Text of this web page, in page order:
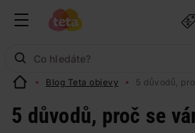
Blog Teta objevy 5 důvodů,
5 důvodů, proč se